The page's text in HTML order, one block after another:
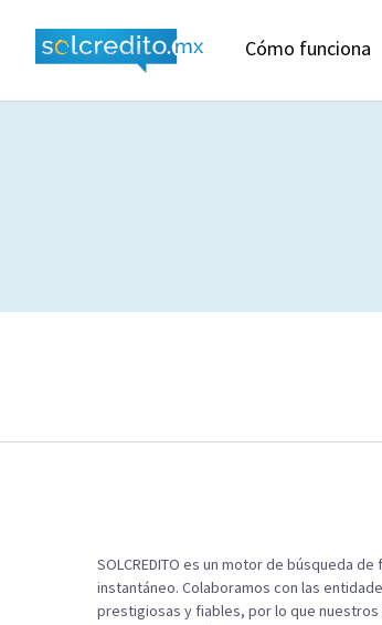
Cómo funciona
SOLCREDITO es un motor de búsqueda
instantáneo. Colaboramos con las
prestigiosas y fiables, por lo que